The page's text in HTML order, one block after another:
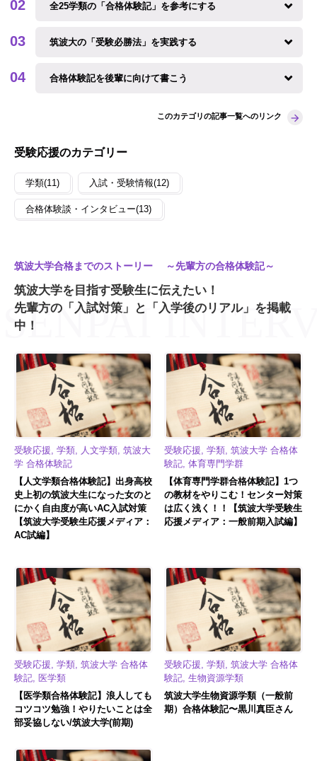
全25学類の「合格体験記」を参考にする
筑波大の「受験必勝法」を実践する
合格体験記を後輩に向けて書こう
このカテゴリの記事一覧へのリンク
受験応援のカテゴリー
学類(11) 入試・受験情報(12)
合格体験談・インタビュー(13)
筑波大学合格までのストーリー ～先輩方の合格体験記～
筑波大学を目指す受験生に伝えたい！
先輩方の「入試対策」と「入学後のリアル」を掲載
中！
受験応援, 学類, 人文学類, 筑波大
学 合格体験記
【人文学類合格体験記】出身高校
史上初の筑波大生になった女のと
にかく自由度が高いAC入試対策
【筑波大学受験生応援メディア：
AC試編】
受験応援, 学類, 筑波大学 合格体
験記, 体育専門学群
【体育専門学群合格体験記】1つ
の教材をやりこむ！センター対策
は広く浅く！！【筑波大学受験生
応援メディア：一般前期入試編】
受験応援, 学類, 筑波大学 合格体
験記, 医学類
【医学類合格体験記】浪人しても
コツコツ勉強！やりたいことは全
部妥協しない/筑波大学(前期)
受験応援, 学類, 筑波大学 合格体
験記, 生物資源学類
筑波大学生物資源学類（一般前
期）合格体験記〜黒川真臣さん